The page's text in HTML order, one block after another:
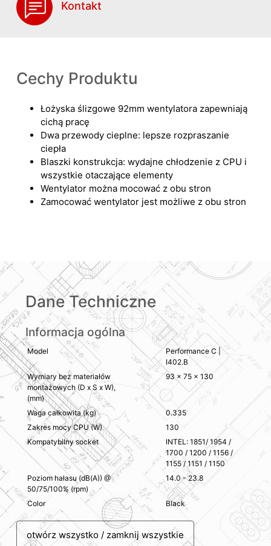
Kontakt
Cechy Produktu
Łożyska ślizgowe 92mm wentylatora zapewniają
cichą pracę
Dwa przewody cieplne: lepsze rozpraszanie
ciepła
Blaszki konstrukcja: wydajne chłodzenie z CPU i
wszystkie otaczające elementy
Wentylator można mocować z obu stron
Zamocować wentylator jest możliwe z obu stron
Dane Techniczne
Informacja ogólna
Model
Performance C |
I402.B
Wymiary bez materiałów
montażowych (D x S x W),
(mm)
93 x 75 x 130
Waga całkowita (kg)
0.335
Zakres mocy CPU (W)
130
Kompatybilny socket
INTEL: 1851/ 1954 /
1700 / 1200 / 1156 /
1155 / 1151 / 1150
Poziom hałasu (dB(A)) @
50/75/100% (rpm)
14.0 - 23.8
Color Black
otwórz wszystko / zamknij wszystkie